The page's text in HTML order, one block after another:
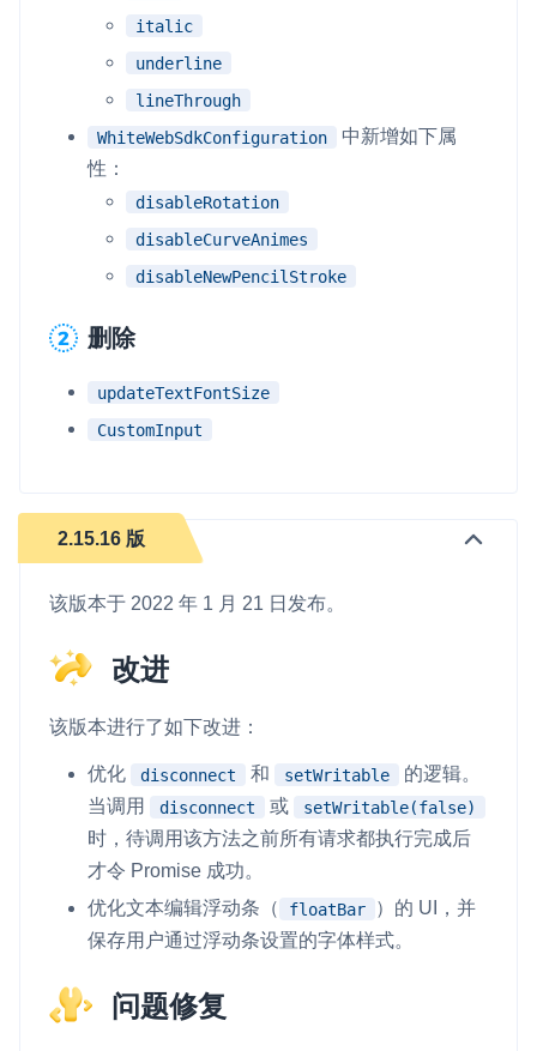
italic
underline
lineThrough
WhiteWebSdkConfiguration
中新增如下属
性：
disableRotation
disableCurveAnimes
disableNewPencilStroke
删除
updateTextFontSize
CustomInput
2.15.16 版
该版本于 2022 年 1 月 21 日发布。
改进
该版本进行了如下改进：
优化 disconnect 和 setWritable
的逻辑。
当调用
disconnect 或 setWritable(false)
时，待调用该方法之前所有请求都执行完成后
才令 Promise 成功。
优化文本编辑浮动条（
floatBar
）的 UI，并
保存用户通过浮动条设置的字体样式。
问题修复